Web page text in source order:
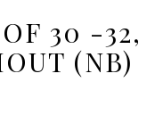
30 -32,
(NB)